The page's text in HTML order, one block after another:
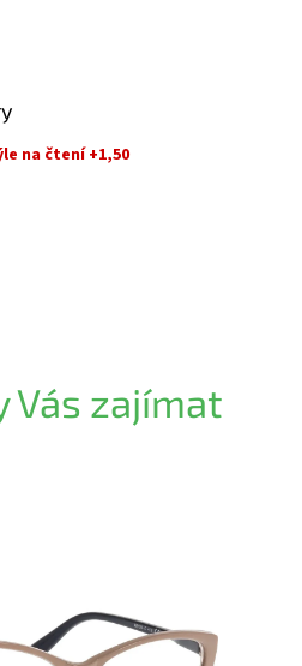
na čtení +1,50
Vás zajímat